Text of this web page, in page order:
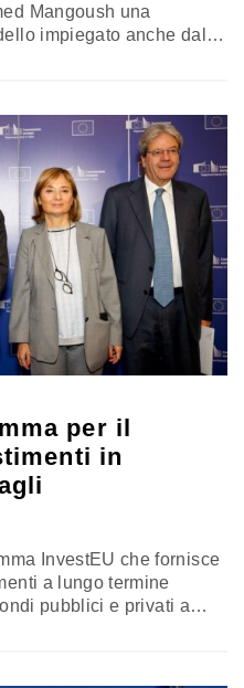
Mangoush una
impiegato anche dalla
per il
in
InvestEU che fornisce
a lungo termine
pubblici e privati a